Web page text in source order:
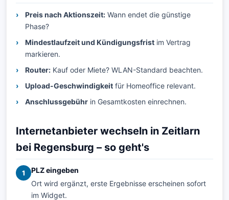
Preis nach Aktionszeit: Wann endet die günstige
Phase?
Mindestlaufzeit und Kündigungsfrist im Vertrag
markieren.
Router: Kauf oder Miete? WLAN-Standard beachten.
Upload-Geschwindigkeit für Homeoffice relevant.
Anschlussgebühr in Gesamtkosten einrechnen.
Internetanbieter wechseln in Zeitlarn
bei Regensburg – so geht's
1
PLZ eingeben
Ort wird ergänzt, erste Ergebnisse erscheinen sofort
im Widget.